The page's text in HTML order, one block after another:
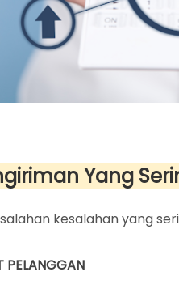
Yang
kesalahan yang
PELANGGAN